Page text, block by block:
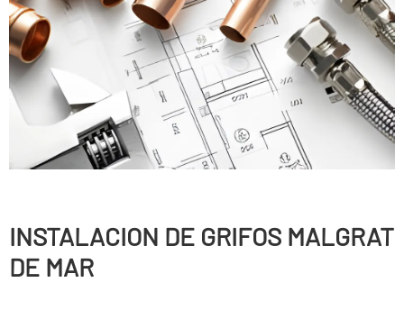
INSTALACION DE GRIFOS MALGRAT
DE MAR